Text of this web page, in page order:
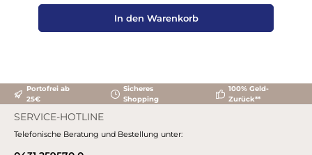
In den Warenkorb
Portofrei ab
25€
Sicheres
Shopping
100% Geld-
Zurück**
SERVICE-HOTLINE
Telefonische Beratung und Bestellung unter: